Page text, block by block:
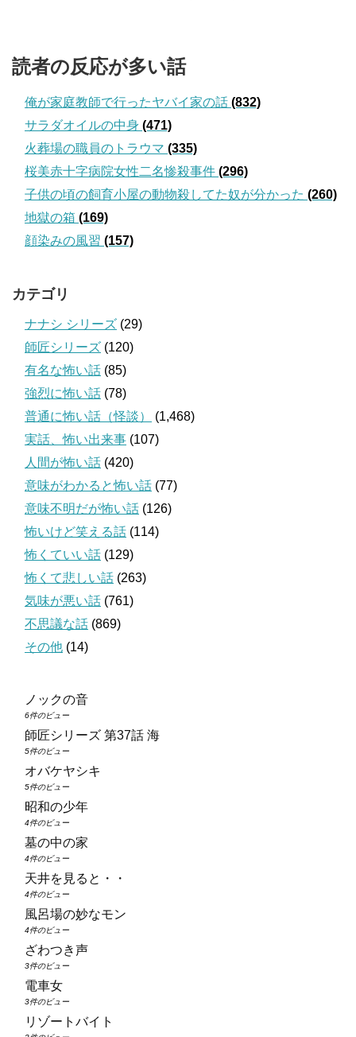
読者の反応が多い話
俺が家庭教師で行ったヤバイ家の話 (832)
サラダオイルの中身 (471)
火葬場の職員のトラウマ (335)
桜美赤十字病院女性二名惨殺事件 (296)
子供の頃の飼育小屋の動物殺してた奴が分かった (260)
地獄の箱 (169)
顔染みの風習 (157)
カテゴリ
ナナシ シリーズ (29)
師匠シリーズ (120)
有名な怖い話 (85)
強烈に怖い話 (78)
普通に怖い話（怪談）
(1,468)
実話、怖い出来事 (107)
人間が怖い話 (420)
意味がわかると怖い話 (77)
意味不明だが怖い話 (126)
怖いけど笑える話 (114)
怖くていい話 (129)
怖くて悲しい話 (263)
気味が悪い話 (761)
不思議な話 (869)
その他 (14)
ノックの音
6件のビュー
師匠シリーズ 第37話 海
5件のビュー
オバケヤシキ
5件のビュー
昭和の少年
4件のビュー
墓の中の家
4件のビュー
天井を見ると・・
4件のビュー
風呂場の妙なモン
4件のビュー
ざわつき声
3件のビュー
電車女
3件のビュー
リゾートバイト